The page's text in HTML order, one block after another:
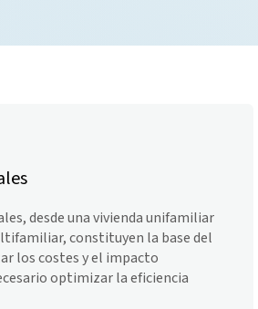
desde una vivienda unifamiliar
constituyen la base del
los costes y el impacto
optimizar la eficiencia